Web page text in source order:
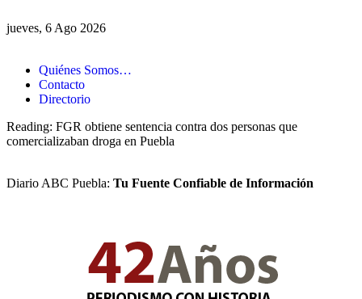
jueves, 6 Ago 2026
Quiénes Somos…
Contacto
Directorio
Reading: FGR obtiene sentencia contra dos personas que
comercializaban droga en Puebla
Diario ABC Puebla: Tu Fuente Confiable de Información